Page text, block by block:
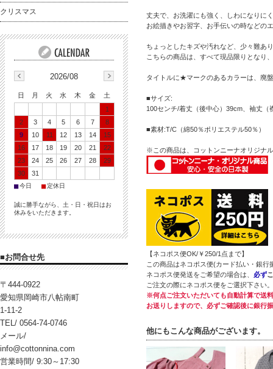
丈夫で、お洗濯にも強く、しわになりに
お絵描きやお習字、お手伝いの時などの
ちょっとしたキズや汚れなど、少々難あ
こちらの商品は、すべて現品限りとなり
タイトルに★マークのあるカラーは、廃
■サイズ:
100センチ/着丈（後中心）39cm、袖丈（
■素材:T/C（綿50％ポリエステル50％）
※この商品は、コットンニーナオリジナ
【ネコポス便OK/￥250/1点まで】
この商品はネコポス便(カード払い・銀
ネコポス便発送をご希望の場合は、 必ず
ご注文の際にネコポス便をご選択下さい。
※何点ご注文いただいても自動計算で送
お送りしますので、必ずご確認後に銀行
他にもこんな商品がございます。
クリスマス
2026/08
日 月 火 水 木 金
土
1
2
3 4 5 6 7
8
9
10 11 12 13 14
15
16
17 18 19 20 21
22
23
24 25 26 27 28
29
30
31
■今日 ■定休日
誠に勝手ながら、土・日・祝日はお
休みをいただきます。
■お問合せ先
〒444-0922
愛知県岡崎市八帖南町
1-11-2
TEL/ 0564-74-0746
メール/
info@cottonnina.com
営業時間/ 9:30～17:30